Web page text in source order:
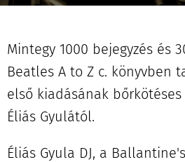
Mintegy 1000 bejegyzés és
Beatles A to Z c. könyvben
első kiadásának
Éliás Gyulától.
Éliás Gyula DJ, a